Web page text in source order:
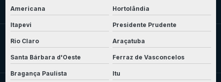
Americana Hortolândia
Itapevi Presidente Prudente
Rio Claro Araçatuba
Santa Bárbara d'Oeste Ferraz de Vasconcelos
Bragança Paulista Itu